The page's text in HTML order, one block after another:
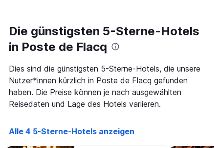
Zimmerpreis
anzeigt.
jeweiligen
Wochentag.
Das
Diagramm
1
X-
Achse,
die
die
anzeigt.
Das
Die günstigsten 5-Sterne-Hotels
in Poste de Flacq
Dies sind die günstigsten 5-Sterne-Hotels, die unsere
Nutzer*innen kürzlich in Poste de Flacq gefunden
haben. Die Preise können je nach ausgewählten
Reisedaten und Lage des Hotels variieren.
Alle 4 5-Sterne-Hotels anzeigen